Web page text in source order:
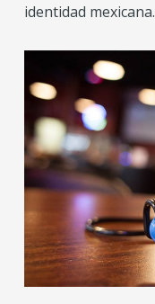
identidad mexicana.